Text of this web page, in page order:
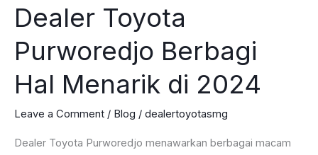
Dealer Toyota
Purworedjo Berbagi
Hal Menarik di 2024
Leave a Comment / Blog / dealertoyotasmg
Dealer Toyota Purworedjo menawarkan berbagai macam